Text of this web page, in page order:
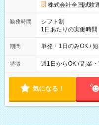
円の場合あり ・国家
円（役割手当＋100円）
間】試用期間なし
株式会社全国試験
勤務時間
シフト制
1日あたりの実働時
間は 試験により異
期間 単発・1日のみOK / 短
特徴 週1日からOK / 副業
気になる！